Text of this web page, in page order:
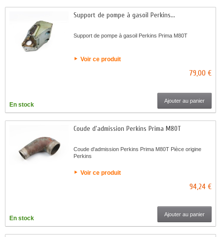
Support de pompe à gasoil Perkins...
Support de pompe à gasoil Perkins Prima M80T
Voir ce produit
79,00 €
En stock
Ajouter au panier
Coude d'admission Perkins Prima M80T
Coude d'admission Perkins Prima M80T Pièce origine
Perkins
Voir ce produit
94,24 €
En stock
Ajouter au panier